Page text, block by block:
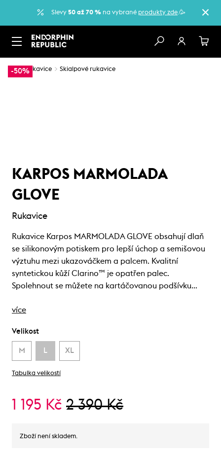
Slevy 50 až 70 % na vybrané produkty zde.🥳
-50%
… Rukavice Skialpové rukavice
KARPOS MARMOLADA
GLOVE
Rukavice
Rukavice Karpos MARMOLADA GLOVE obsahují dlaň
se silikonovým potiskem pro lepší úchop a semišovou
výztuhu mezi ukazováčkem a palcem. Kvalitní
syntetickou kůží Clarino™ je opatřen palec.
Spolehnout se můžete na kartáčovanou podšívku…
více
Velikost
M L XL
Tabulka velikostí
1 195 Kč 2 390 Kč
Zboží není skladem.